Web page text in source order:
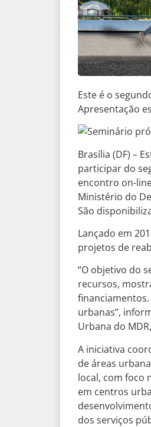
Este é o
Apresentação
Brasília (DF) –
participar do
encontro on-
Ministério do
São
Lançado em
projetos de
“O objetivo do
recursos,
urbanas”,
Urbana do
A iniciativa
de áreas
local, com foco
em centros
dos serviços